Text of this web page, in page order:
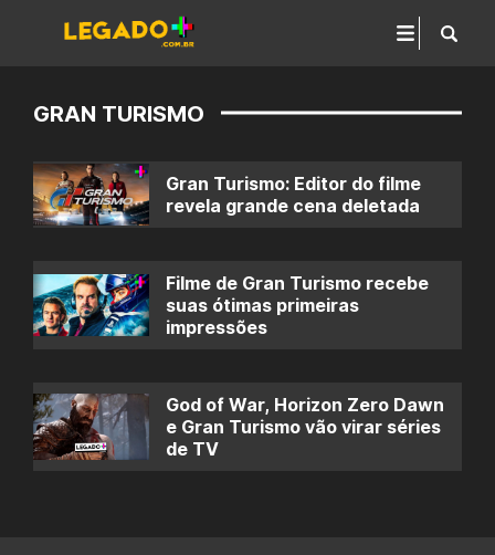
GRAN TURISMO
Gran Turismo: Editor do filme
revela grande cena deletada
Filme de Gran Turismo recebe
suas ótimas primeiras
impressões
God of War, Horizon Zero Dawn
e Gran Turismo vão virar séries
de TV